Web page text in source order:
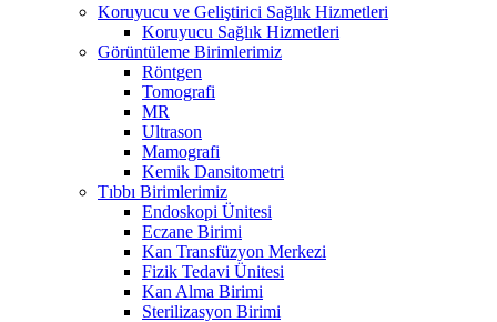
Koruyucu ve Geliştirici Sağlık Hizmetleri
Koruyucu Sağlık Hizmetleri
Görüntüleme Birimlerimiz
Röntgen
Tomografi
MR
Ultrason
Mamografi
Kemik Dansitometri
Tıbbı Birimlerimiz
Endoskopi Ünitesi
Eczane Birimi
Kan Transfüzyon Merkezi
Fizik Tedavi Ünitesi
Kan Alma Birimi
Sterilizasyon Birimi